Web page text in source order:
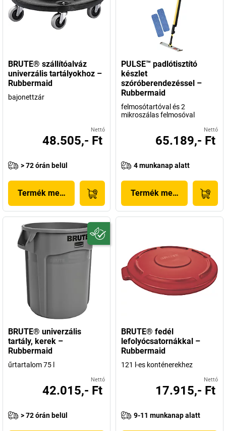
BRUTE® szállítóalváz
univerzális tartályokhoz –
Rubbermaid
bajonettzár
Nettó
48.505,- Ft
> 72 órán belül
Termék megjelenítése
PULSE™ padlótisztító
készlet
szóróberendezéssel –
Rubbermaid
felmosótartóval és 2
mikroszálas felmosóval
Nettó
65.189,- Ft
4 munkanap alatt
Termék megjelenítése
BRUTE® univerzális
tartály, kerek –
Rubbermaid
űrtartalom 75 l
Nettó
42.015,- Ft
> 72 órán belül
BRUTE® fedél
lefolyócsatornákkal –
Rubbermaid
121 l-es konténerekhez
Nettó
17.915,- Ft
9-11 munkanap alatt